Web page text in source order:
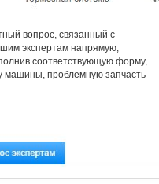
вопрос, связанный с
экспертам напрямую,
соответствующую форму,
машины, проблемную запчасть